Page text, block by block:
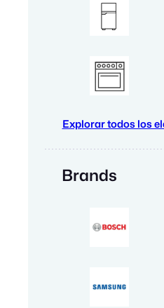
Explorar todos los
Brands